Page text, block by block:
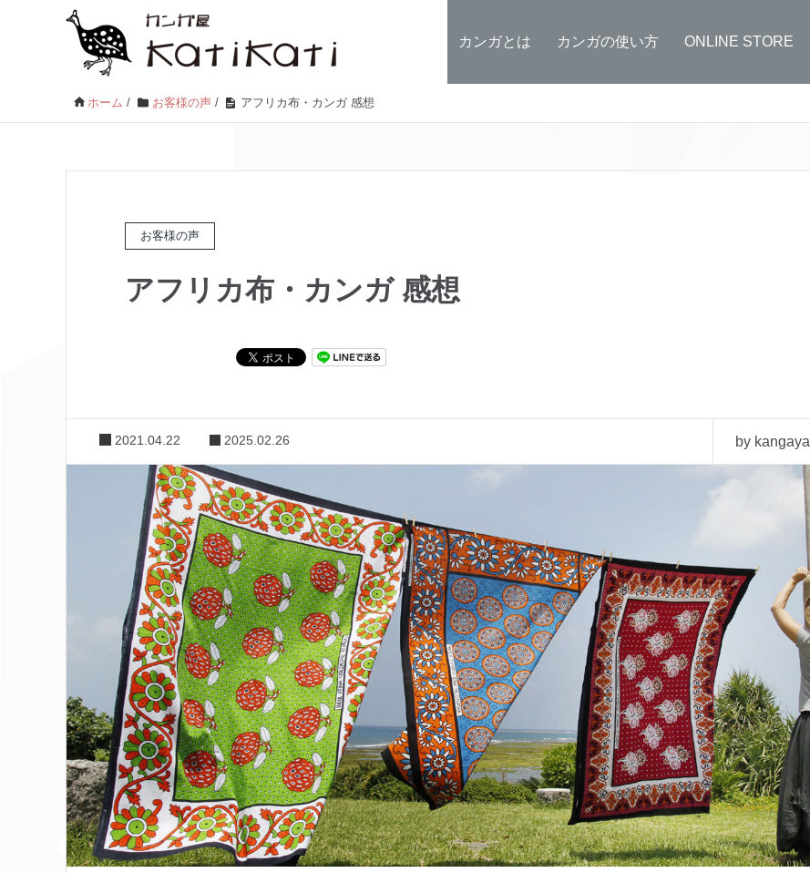
カンガとは カンガの使い方 ONLINE STORE
ホーム / お客様の声 / アフリカ布・カンガ 感想
お客様の声
アフリカ布・カンガ 感想
2021.04.22 2025.02.26 by kangaya